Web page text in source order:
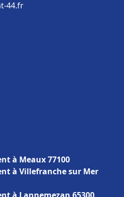
44.fr
à Meaux 77100
à Villefranche sur Mer